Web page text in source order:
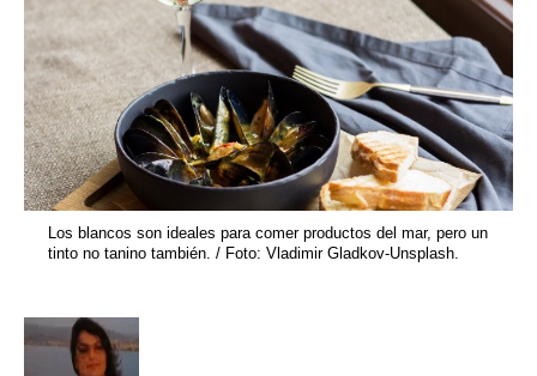
Los blancos son ideales para comer productos del mar, pero un
tinto no tanino también. / Foto: Vladimir Gladkov-Unsplash.